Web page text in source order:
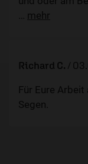
mehr
Richard C. /
Für Eure
Segen.